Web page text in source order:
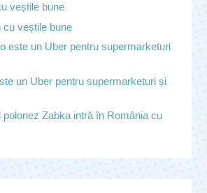
veștile bune
cu veștile bune
este un Uber pentru supermarketuri
un Uber pentru supermarketuri și
polonez Zabka intră în România cu